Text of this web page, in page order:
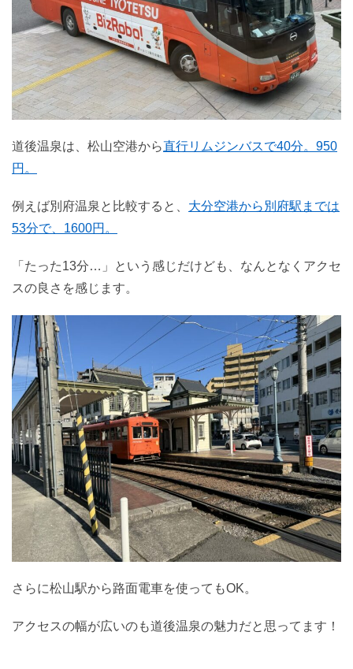
道後温泉は、松山空港から直行リムジンバスで40分。950
円。
例えば別府温泉と比較すると、 大分空港から別府駅までは
53分で、1600円。
「たった13分…」という感じだけども、なんとなくアクセ
スの良さを感じます。
さらに松山駅から路面電車を使ってもOK。
アクセスの幅が広いのも道後温泉の魅力だと思ってます！